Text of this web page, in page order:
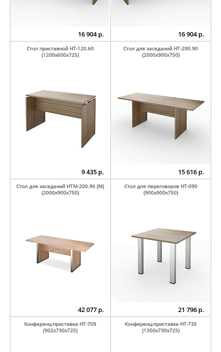
16 904 р. 16 904 р.
Стол приставной НТ-120.60
(1200х600х725)
9 435 р.
Стол для заседаний НТ-200.90
(2000х900х750)
15 616 р.
Стол для заседаний НТМ-200.90 (М)
(2000х900х750)
42 077 р.
Стол для переговоров НТ-090
(900х900х750)
21 796 р.
Конференц-приставка НТ-709
(902х730х725)
Конференц-приставка НТ-735
(1350х730х725)